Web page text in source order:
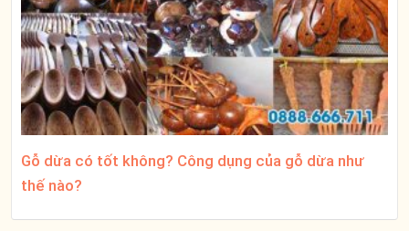
Gỗ dừa có tốt không? Công dụng của gỗ dừa như
thế nào?